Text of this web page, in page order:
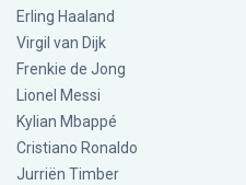
Erling Haaland
Virgil van Dijk
Frenkie de Jong
Lionel Messi
Kylian Mbappé
Cristiano Ronaldo
Jurriën Timber